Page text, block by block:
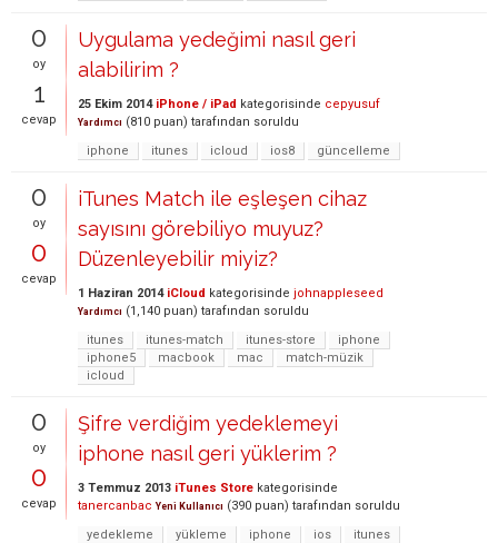
0
oy
1
cevap
Uygulama yedeğimi nasıl geri
alabilirim ?
25 Ekim 2014 iPhone / iPad kategorisinde cepyusuf
Yardımcı (810 puan) tarafından soruldu
iphone
itunes icloud ios8 güncelleme
0
oy
0
cevap
iTunes Match ile eşleşen cihaz
sayısını görebiliyo muyuz?
Düzenleyebilir miyiz?
1 Haziran 2014 iCloud kategorisinde johnappleseed
Yardımcı (1,140 puan) tarafından soruldu
itunes
itunes-match itunes-store
iphone
iphone5
macbook mac
match-müzik
icloud
0
oy
0
cevap
Şifre verdiğim yedeklemeyi
iphone nasıl geri yüklerim ?
3 Temmuz 2013 iTunes Store kategorisinde
tanercanbac Yeni Kullanıcı (390 puan) tarafından soruldu
yedekleme
yükleme iphone ios
itunes